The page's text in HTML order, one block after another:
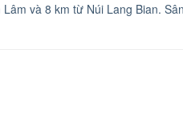
và 8 km từ Núi Lang Bian.